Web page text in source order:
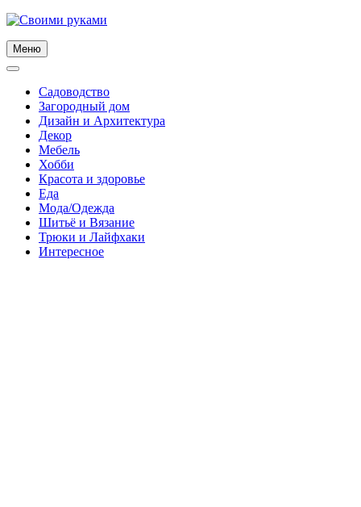
Skip
content
Меню
Садоводство
Загородный дом
Дизайн и Архитектура
Декор
Мебель
Хобби
Красота и здоровье
Еда
Мода/Одежда
Шитьё и Вязание
Трюки и Лайфхаки
Интересное